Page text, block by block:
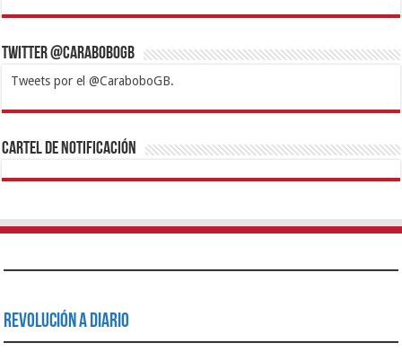
Twitter @CaraboboGB
Tweets por el @CaraboboGB.
1xbetBetturkeyBetistKralbetSupertotobetTipobetMatadorbetMariobet
https://mvbcasino.com/
Cartel de Notificación
Revolución a Diario